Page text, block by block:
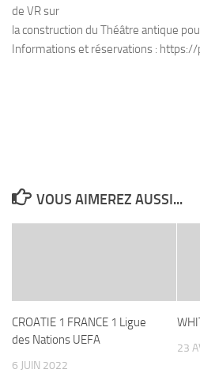
de VR sur
la construction du Théâtre antique
Informations et réservations :
VOUS AIMEREZ AUSSI...
CROATIE 1 FRANCE 1 Ligue
des Nations UEFA
6 JUIN 2022
23